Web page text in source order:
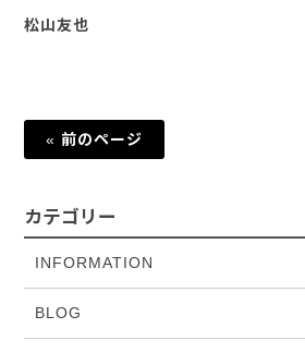
松山友也
« 前のページ
カテゴリー
INFORMATION
BLOG